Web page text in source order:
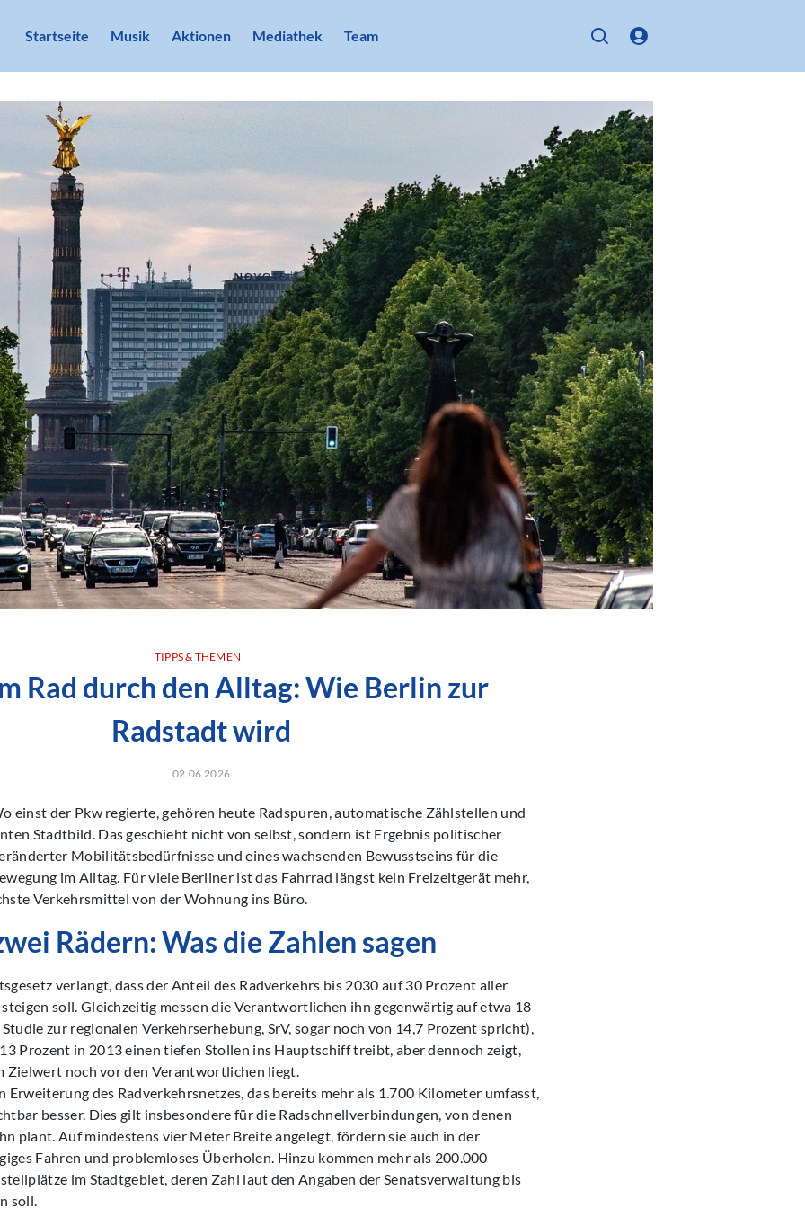
Startseite Musik Aktionen Mediathek Team
TIPPS & THEMEN
Rad durch den Alltag: Wie Berlin zur
Radstadt wird
02.06.2026
einst der Pkw regierte, gehören heute Radspuren, automatische Zählstellen und
Stadtbild. Das geschieht nicht von selbst, sondern ist Ergebnis politischer
Mobilitätsbedürfnisse und eines wachsenden Bewusstseins für die
im Alltag. Für viele Berliner ist das Fahrrad längst kein Freizeitgerät mehr,
Verkehrsmittel von der Wohnung ins Büro.
Rädern: Was die Zahlen sagen
verlangt, dass der Anteil des Radverkehrs bis 2030 auf 30 Prozent aller
soll. Gleichzeitig messen die Verantwortlichen ihn gegenwärtig auf etwa 18
zur regionalen Verkehrserhebung, SrV, sogar noch von 14,7 Prozent spricht),
Prozent in 2013 einen tiefen Stollen ins Hauptschiff treibt, aber dennoch zeigt,
Zielwert noch vor den Verantwortlichen liegt.
Erweiterung des Radverkehrsnetzes, das bereits mehr als 1.700 Kilometer umfasst,
besser. Dies gilt insbesondere für die Radschnellverbindungen, von denen
plant. Auf mindestens vier Meter Breite angelegt, fördern sie auch in der
Fahren und problemloses Überholen. Hinzu kommen mehr als 200.000
im Stadtgebiet, deren Zahl laut den Angaben der Senatsverwaltung bis
soll.